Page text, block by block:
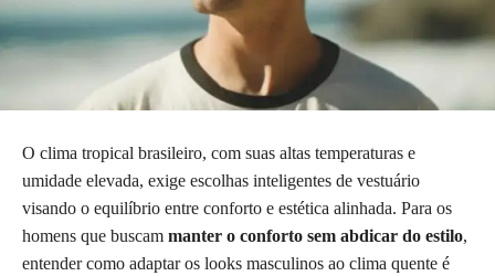
O clima tropical brasileiro, com suas altas temperaturas e
umidade elevada, exige escolhas inteligentes de vestuário
visando o equilíbrio entre conforto e estética alinhada. Para os
homens que buscam manter o conforto sem abdicar do estilo,
entender como adaptar os looks masculinos ao clima quente é